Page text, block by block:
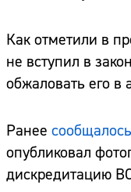
Как отметили в
не вступил в
обжаловать его в
Ранее сообщалось
опубликовал
дискредитацию